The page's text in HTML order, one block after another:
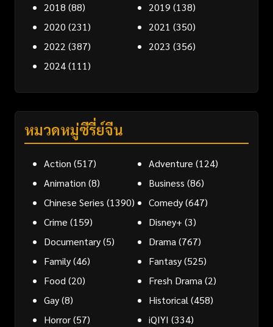
2018 (88) 2019 (138)
2020 (231) 2021 (350)
2022 (387) 2023 (356)
2024(111)
หมวดหมู่ซีรี่ย์จีน
Action (517) Adventure (124)
Animation (8) Business (86)
Chinese Series (1390) Comedy(647)
Crime (159) Disney+ (3)
Documentary(5) Drama(767)
Family(46) Fantasy(525)
Food(20) Fresh Drama(2)
Gay(8) Historical(458)
Horror(57) iQIYI (334)